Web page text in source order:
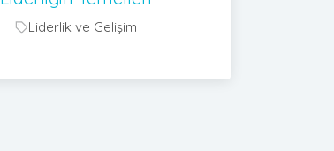
Liderlik ve Gelişim